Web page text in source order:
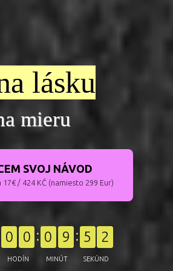
lásku
mieru
SVOJ NÁVOD
17€ / 424 KČ (namiesto 299 Eur)
0 0
HODÍN
0 9
MINÚT
5 1
SEKÚND